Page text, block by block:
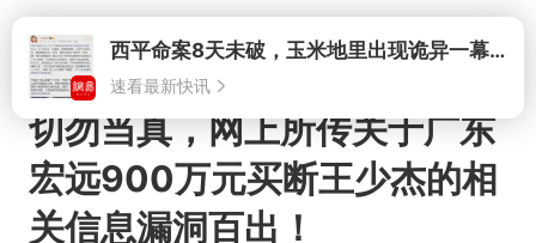
打开
切勿当真，网上所传关于广东
宏远900万元买断王少杰的相
关信息漏洞百出！